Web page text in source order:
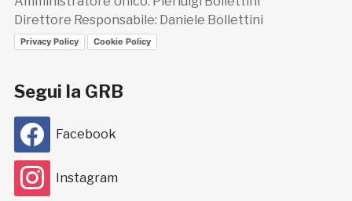
Direttore Responsabile: Daniele Bollettini
Privacy Policy Cookie Policy
Segui la GRB
Facebook
Instagram